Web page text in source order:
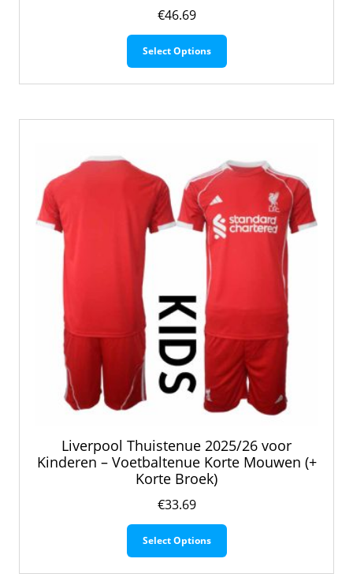
€46.69
Select Options
Dit
Deze
kan
gekozen
worden
op
de
productpagina
Liverpool Thuistenue 2025/26 voor
Kinderen – Voetbaltenue Korte Mouwen (+
Korte Broek)
€33.69
Select Options
Dit